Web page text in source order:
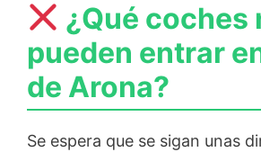
¿Qué coches
pueden entrar
de Arona?
Se espera que se sigan unas